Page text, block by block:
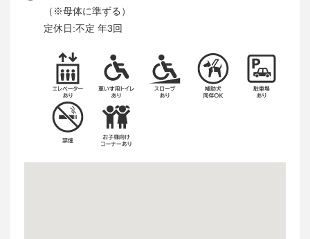
（※母体に準ずる）
定休日:不定 年3回